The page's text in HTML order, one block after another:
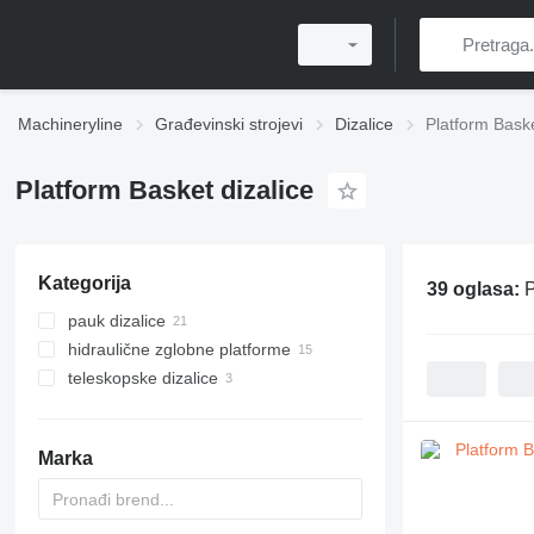
Machineryline Građevinski strojevi Dizalice Platform
Platform Basket dizalice
Kategorija
pauk dizalice
hidraulične zglobne platforme
teleskopske dizalice
Marka
39 oglasa: